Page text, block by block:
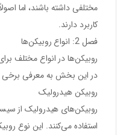
مختلفی داشته باشند، اما
کاربرد دارند.
فصل 2: انواع روبیکن‌ها
روبیکن‌ها در انواع مختلف
در این بخش به معرفی برخی
روبیکن هیدرولیک
روبیکن‌های هیدرولیک از
استفاده می‌کنند. این نوع